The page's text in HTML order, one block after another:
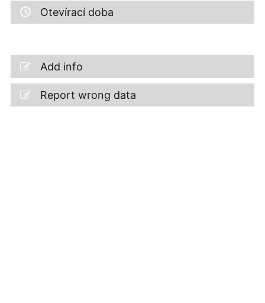
Otevírací doba
Add info
Report wrong data